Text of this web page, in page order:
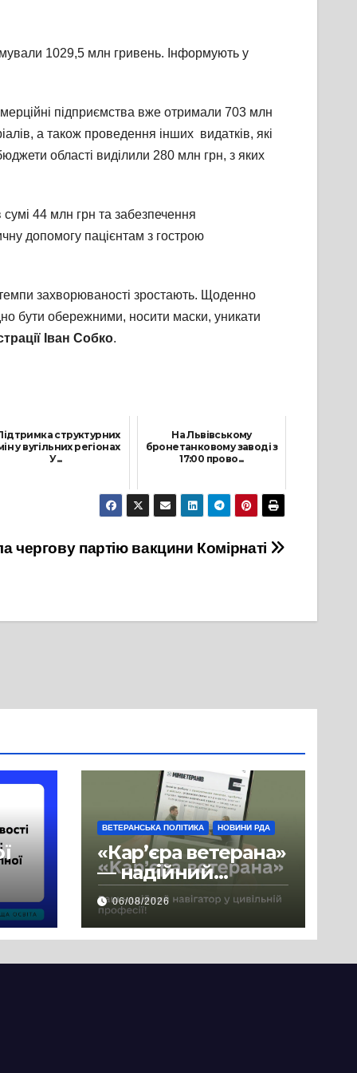
1029,5 млн гривень. Інформують у
підприємства вже отримали 703 млн
а також проведення інших видатків, які
області виділили 280 млн грн, з яких
44 млн грн та забезпечення
допомогу пацієнтам з гострою
захворюваності зростають. Щоденно
бути обережними, носити маски, уникати
Іван Собко.
структурних
у вугільних регіонах
У...
На Львівському
бронетанковому заводі з
17:00 прово...
3 Березня, 2022
чергову партію вакцини Комірнаті
ВЕТЕРАНСЬКА ПОЛІТИКА НОВИНИ РДА
«Кар’єра ветерана»
— надійний
навігатор у
цивільній професії
06/08/2026